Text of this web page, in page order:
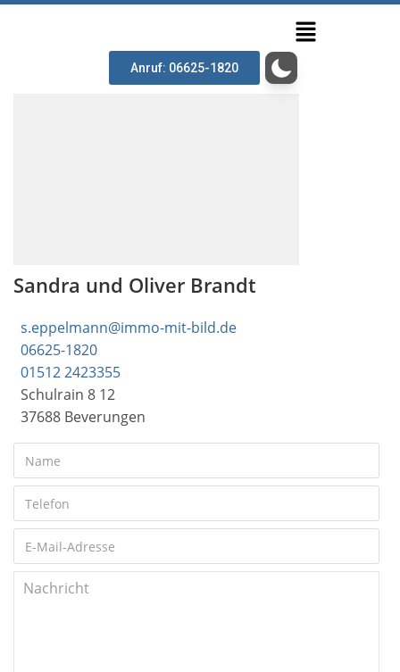
Anruf: 06625-1820
Sandra und Oliver Brandt
s.eppelmann@immo-mit-bild.de
06625-1820
01512 2423355
Schulrain 8 12
37688 Beverungen